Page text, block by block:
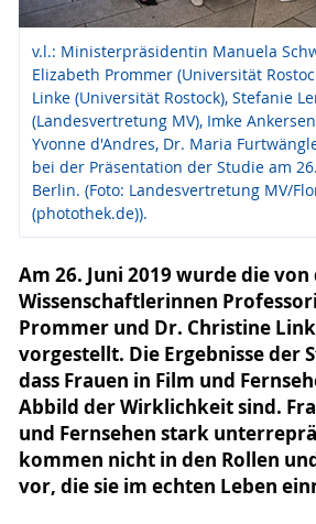
v.l.: Ministerpräsidentin Manuela
Elizabeth Prommer (Universität
Linke (Universität Rostock), Stefanie
(Landesvertretung MV), Imke
Yvonne d'Andres, Dr. Maria
bei der Präsentation der Studie am
Berlin. (Foto: Landesvertretung MV/
(photothek.de)).
Am 26. Juni 2019 wurde die
Wissenschaftlerinnen
Prommer und Dr. Christine
vorgestellt. Die Ergebnisse der
dass Frauen in Film und
Abbild der Wirklichkeit sind.
und Fernsehen stark
kommen nicht in den Rollen
vor, die sie im echten Leben